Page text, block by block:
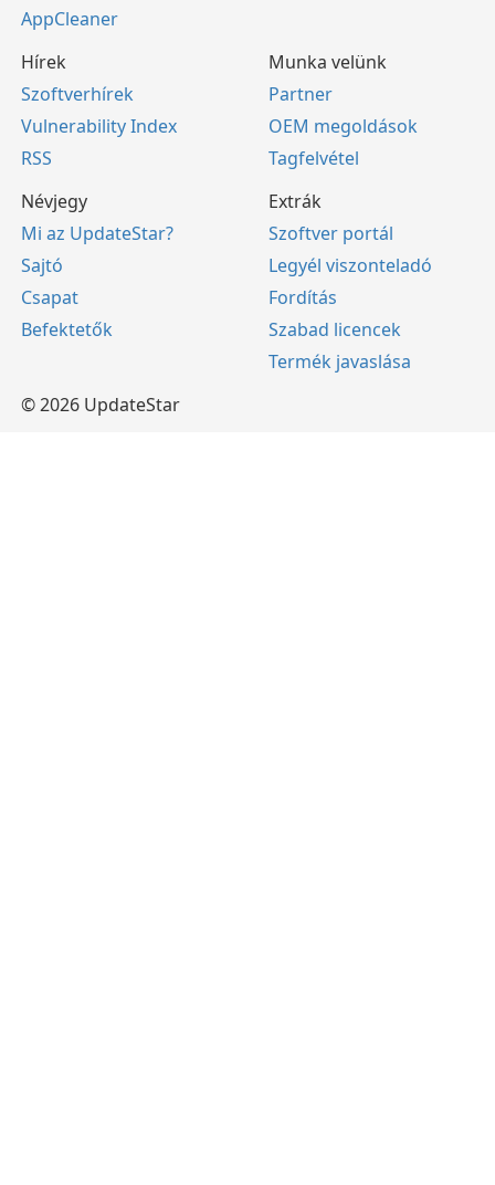
AppCleaner
Hírek
Szoftverhírek
Vulnerability Index
RSS
Munka velünk
Partner
OEM megoldások
Tagfelvétel
Névjegy
Mi az UpdateStar?
Sajtó
Csapat
Befektetők
Extrák
Szoftver portál
Legyél viszonteladó
Fordítás
Szabad licencek
Termék javaslása
© 2026 UpdateStar